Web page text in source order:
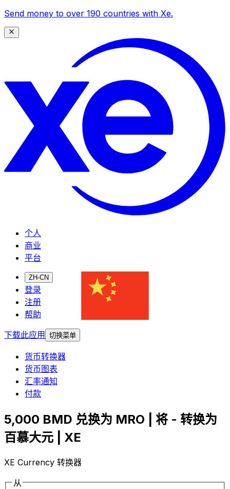
Send money to over 190 countries with Xe.
个人
商业
平台
ZH-CN
登录
注册
帮助
下载此应用
切换菜单
货币转换器
货币图表
汇率通知
付款
5,000 BMD 兑换为 MRO | 将 - 转换为
百慕大元 | XE
XE Currency 转换器
从